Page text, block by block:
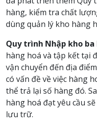
hàng, kiểm tra chất
dùng quản lý kho hàng
Quy trình Nhập kho
hàng hoá và tập kết tại
vận chuyển đến địa
có vấn đề về việc hàng
thể trả lại số hàng đó.
hàng hoá đạt yêu cầu
lưu trữ.